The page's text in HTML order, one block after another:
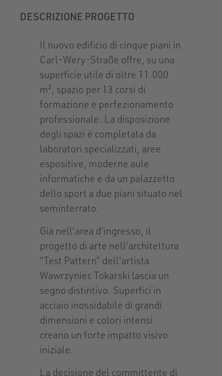
DESCRIZIONE PROGETTO
Il nuovo edificio di cinque piani in
Carl-Wery-Straße offre, su una
superficie utile di oltre 11.000
m², spazio per 13 corsi di
formazione e perfezionamento
professionale. La disposizione
degli spazi è completata da
laboratori specializzati, aree
espositive, moderne aule
informatiche e da un palazzetto
dello sport a due piani situato nel
seminterrato.
Già nell'area d'ingresso, il
progetto di arte nell'architettura
“Test Pattern” dell'artista
Wawrzyniec Tokarski lascia un
segno distintivo. Superfici in
acciaio inossidabile di grandi
dimensioni e colori intensi
creano un forte impatto visivo
iniziale.
La decisione del committente di